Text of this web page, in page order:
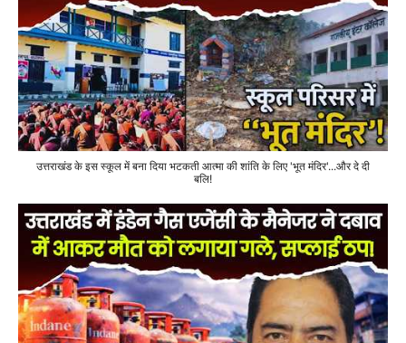
उत्तराखंड के इस स्कूल में बना दिया भटकती आत्मा की शांति के लिए 'भूत मंदिर'...और दे दी
बलि!